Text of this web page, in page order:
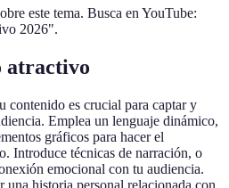
este tema. Busca en YouTube:
2026".
atractivo
contenido es crucial para captar y
Emplea un lenguaje dinámico,
gráficos para hacer el
Introduce técnicas de narración, o
emocional con tu audiencia.
historia personal relacionada con